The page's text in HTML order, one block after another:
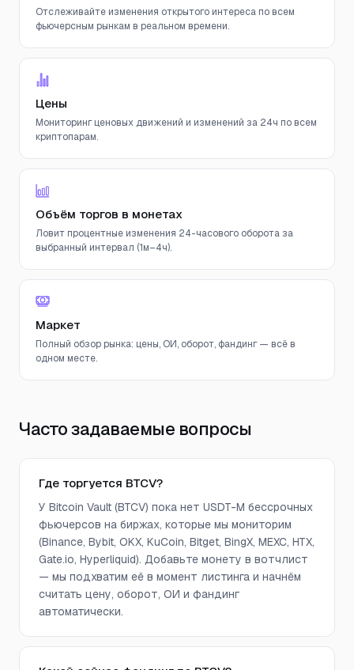
Отслеживайте изменения открытого интереса по всем
фьючерсным рынкам в реальном времени.
Цены
Мониторинг ценовых движений и изменений за 24ч по всем
криптопарам.
Объём торгов в монетах
Ловит процентные изменения 24-часового оборота за
выбранный интервал (1м–4ч).
Маркет
Полный обзор рынка: цены, ОИ, оборот, фандинг — всё в
одном месте.
Часто задаваемые вопросы
Где торгуется BTCV?
У Bitcoin Vault (BTCV) пока нет USDT-M бессрочных
фьючерсов на биржах, которые мы мониторим
(Binance, Bybit, OKX, KuCoin, Bitget, BingX, MEXC, HTX,
Gate.io, Hyperliquid). Добавьте монету в вотчлист
— мы подхватим её в момент листинга и начнём
считать цену, оборот, ОИ и фандинг
автоматически.